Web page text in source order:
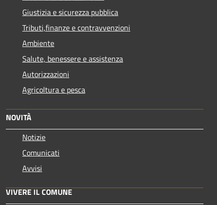
Giustizia e sicurezza pubblica
Tributi,finanze e contravvenzioni
Ambiente
Salute, benessere e assistenza
Autorizzazioni
Agricoltura e pesca
NOVITÀ
Notizie
Comunicati
Avvisi
VIVERE IL COMUNE